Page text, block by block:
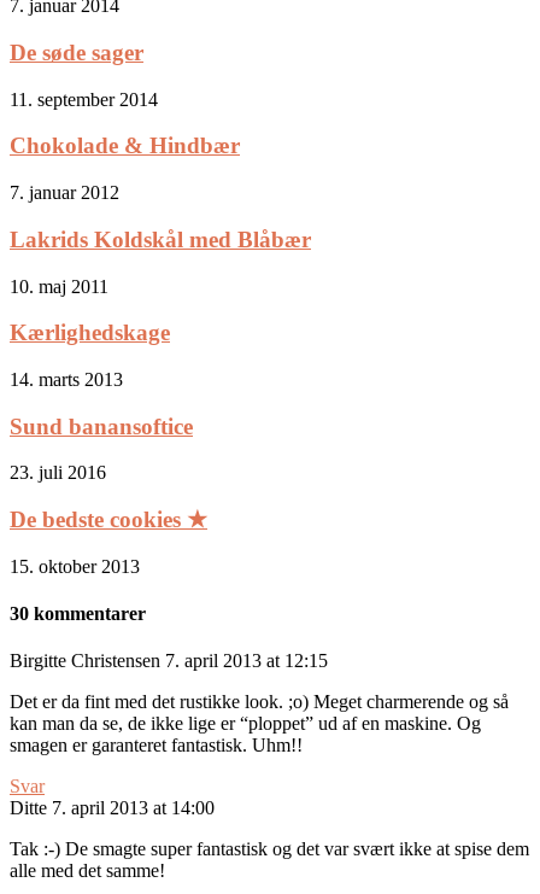
7. januar 2014
De søde sager
11. september 2014
Chokolade & Hindbær
7. januar 2012
Lakrids Koldskål med Blåbær
10. maj 2011
Kærlighedskage
14. marts 2013
Sund banansoftice
23. juli 2016
De bedste cookies ★
15. oktober 2013
30 kommentarer
Birgitte Christensen 7. april 2013 at 12:15
Det er da fint med det rustikke look. ;o) Meget charmerende og så
kan man da se, de ikke lige er “ploppet” ud af en maskine. Og
smagen er garanteret fantastisk. Uhm!!
Svar
Ditte 7. april 2013 at 14:00
Tak :-) De smagte super fantastisk og det var svært ikke at spise dem
alle med det samme!